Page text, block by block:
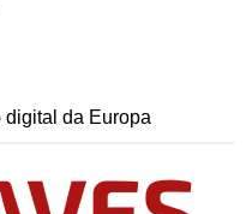
digital da Europa